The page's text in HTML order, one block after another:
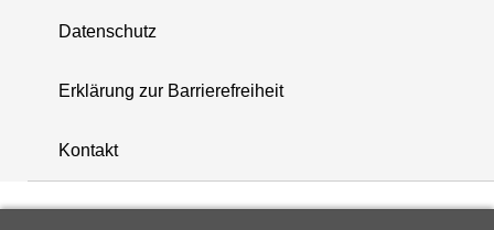
+
−
Datenschutz
Erklärung zur Barrierefreiheit
Kontakt